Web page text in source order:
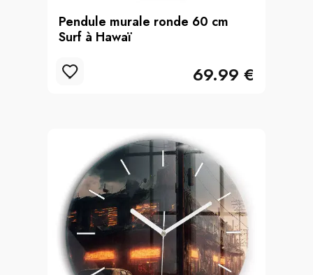
Pendule murale ronde 60 cm
Surf à Hawaï
69.99 €